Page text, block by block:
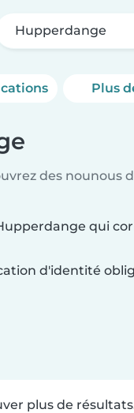
Hupperdange
Plus
des nounous
qui
d'identité
plus de